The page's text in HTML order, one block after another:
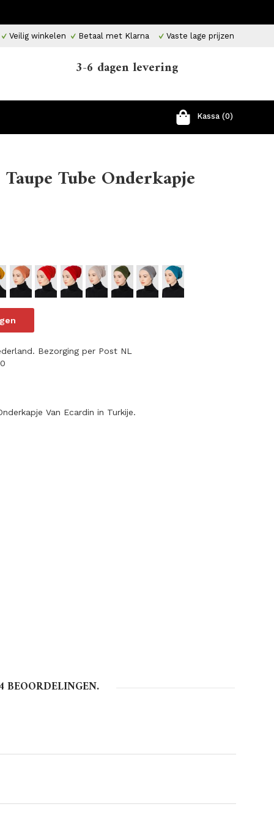
Veilig winkelen Betaal met Klarna Vaste lage prijzen
3-6 dagen levering
Kassa (0)
Tube Onderkapje
Bezorging per Post NL
Van Ecardin in Turkije.
BEOORDELINGEN.